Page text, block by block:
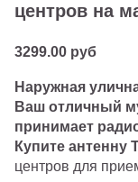
центров на
3299.00 руб
Наружная
Ваш отличный
принимает
Купите антенну
центров для